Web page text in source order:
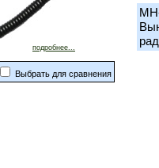
подробнее...
Выбрать для сравнения